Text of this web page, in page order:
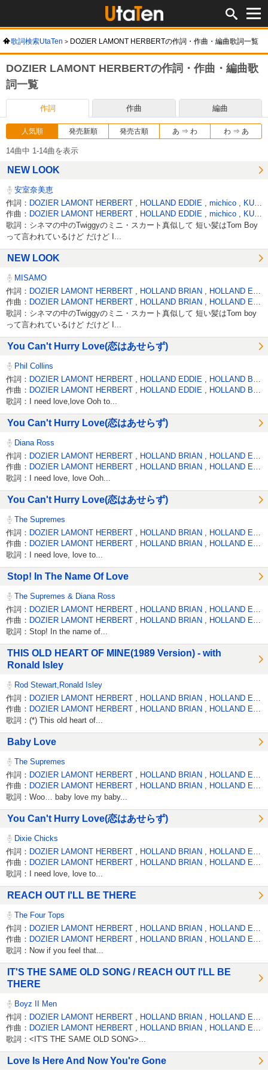
歌詞検索UtaTen DOZIER LAMONT HERBERTの作詞・作曲・編曲歌詞一覧
DOZIER LAMONT HERBERTの作詞・作曲・編曲歌
詞一覧
作詞 作曲 編曲
人気順 発売新順 発売古順 あ ⇒ わ わ ⇒ あ
14曲中 1-14曲を表示
NEW LOOK
安室奈美恵
作詞： DOZIER LAMONT HERBERT HOLLAND EDDIE michico
KURA TAKUJI
作曲： DOZIER LAMONT HERBERT HOLLAND EDDIE michico KURA TAKUJI
歌詞：シネマの中のTwiggyのミニ・スカート真似して 短い髪はTom Boy
って言われているけど だけど I...
NEW LOOK
MISAMO
作詞： DOZIER LAMONT HERBERT HOLLAND BRIAN
HOLLAND EDDIE
作曲： DOZIER LAMONT HERBERT HOLLAND BRIAN HOLLAND EDDIE
歌詞：シネマの中のTwiggyのミニ・スカート真似して 短い髪はTom boy
って言われているけど だけど I...
You Can't Hurry Love(恋はあせらず)
Phil Collins
作詞： DOZIER LAMONT HERBERT HOLLAND EDDIE
HOLLAND BRIAN
作曲： DOZIER LAMONT HERBERT HOLLAND EDDIE HOLLAND BRIAN
歌詞：I need love,love Ooh to...
You Can't Hurry Love(恋はあせらず)
Diana Ross
作詞： DOZIER LAMONT HERBERT HOLLAND BRIAN
HOLLAND EDDIE
作曲： DOZIER LAMONT HERBERT HOLLAND BRIAN HOLLAND EDDIE
歌詞：I need love, love Ooh...
You Can't Hurry Love(恋はあせらず)
The Supremes
作詞： DOZIER LAMONT HERBERT HOLLAND BRIAN
HOLLAND EDDIE
作曲： DOZIER LAMONT HERBERT HOLLAND BRIAN HOLLAND EDDIE
歌詞：I need love, love to...
Stop! In The Name Of Love
The Supremes & Diana Ross
作詞： DOZIER LAMONT HERBERT HOLLAND BRIAN
HOLLAND EDDIE
作曲： DOZIER LAMONT HERBERT HOLLAND BRIAN HOLLAND EDDIE
歌詞：Stop! In the name of...
THIS OLD HEART OF MINE(1989 Version) - with
Ronald Isley
Rod Stewart,Ronald Isley
作詞： DOZIER LAMONT HERBERT HOLLAND BRIAN
HOLLAND EDDIE
作曲： DOZIER LAMONT HERBERT HOLLAND BRIAN HOLLAND EDDIE
歌詞：(*) This old heart of...
Baby Love
The Supremes
作詞： DOZIER LAMONT HERBERT HOLLAND BRIAN
HOLLAND EDDIE
作曲： DOZIER LAMONT HERBERT HOLLAND BRIAN HOLLAND EDDIE
歌詞：Woo… baby love my baby...
You Can't Hurry Love(恋はあせらず)
Dixie Chicks
作詞： DOZIER LAMONT HERBERT HOLLAND BRIAN
HOLLAND EDDIE
作曲： DOZIER LAMONT HERBERT HOLLAND BRIAN HOLLAND EDDIE
歌詞：I need love, love to...
REACH OUT I'LL BE THERE
The Four Tops
作詞： DOZIER LAMONT HERBERT HOLLAND BRIAN
HOLLAND EDDIE
作曲： DOZIER LAMONT HERBERT HOLLAND BRIAN HOLLAND EDDIE
歌詞：Now if you feel that...
IT'S THE SAME OLD SONG / REACH OUT I'LL BE
THERE
Boyz II Men
作詞： DOZIER LAMONT HERBERT HOLLAND BRIAN
HOLLAND EDDIE
作曲： DOZIER LAMONT HERBERT HOLLAND BRIAN HOLLAND EDDIE
歌詞：<IT'S THE SAME OLD SONG>...
Love Is Here And Now You're Gone